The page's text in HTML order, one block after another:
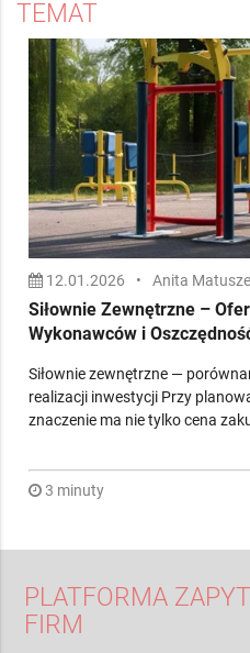
WIĘCEJ
TEMAT
Siłownie Zewnętrzne –
Wykonawców i
realizacji inwestycji Przy
znaczenie ma nie tylko cena